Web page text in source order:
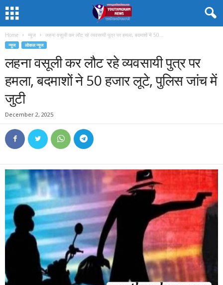
Home न्यूज लहना वसूली कर लौट रहे व्यवसायी पुत्र पर हमला, बदमाशों ने 50...
न्यूज लोकल न्यूज
लहना वसूली कर लौट रहे व्यवसायी पुत्र पर
हमला, बदमाशों ने 50 हजार लूटे, पुलिस जांच में
जुटी
December 2, 2025